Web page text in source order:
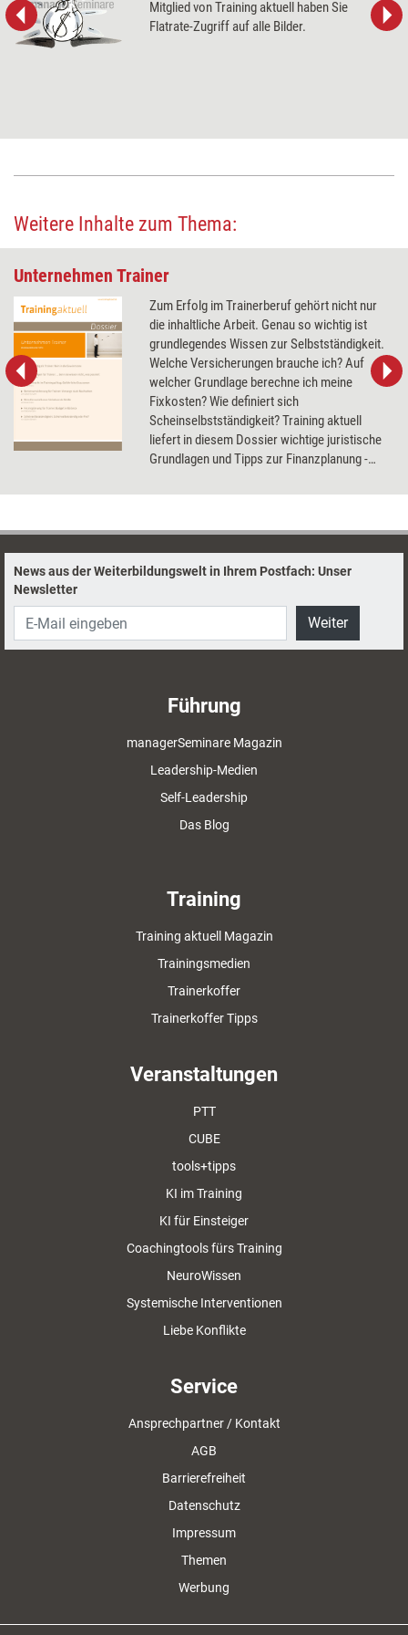
Mitglied von Training aktuell haben Sie
Flatrate-Zugriff auf alle Bilder.
Weitere Inhalte zum Thema:
Unternehmen Trainer
Zum Erfolg im Trainerberuf gehört nicht nur
die inhaltliche Arbeit. Genau so wichtig ist
grundlegendes Wissen zur Selbstständigkeit.
Welche Versicherungen brauche ich? Auf
welcher Grundlage berechne ich meine
Fixkosten? Wie definiert sich
Scheinselbstständigkeit? Training aktuell
liefert in diesem Dossier wichtige juristische
Grundlagen und Tipps zur Finanzplanung -
News aus der Weiterbildungswelt in Ihrem Postfach: Unser
Newsletter
Weiter
Führung
managerSeminare Magazin
Leadership-Medien
Self-Leadership
Das Blog
Training
Training aktuell Magazin
Trainingsmedien
Trainerkoffer
Trainerkoffer Tipps
Veranstaltungen
PTT
CUBE
tools+tipps
KI im Training
KI für Einsteiger
Coachingtools fürs Training
NeuroWissen
Systemische Interventionen
Liebe Konflikte
Service
Ansprechpartner / Kontakt
AGB
Barrierefreiheit
Datenschutz
Impressum
Themen
Werbung